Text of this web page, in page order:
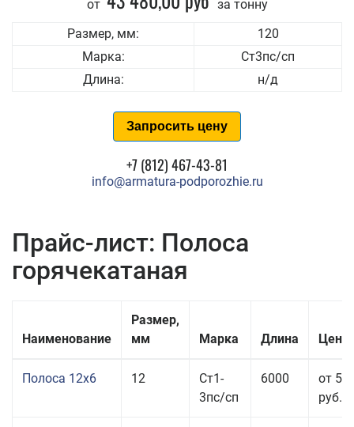
от
за тонну
Размер, мм:
120
Марка:
Ст3пс/сп
Длина:
н/д
Запросить цену
+7 (812) 467-43-81
info@armatura-podporozhie.ru
Прайс-лист: Полоса
горячекатаная
Наименование
Размер,
мм
Марка Длина Цена
Полоса 12x6 12
Ст1-
3пс/сп
6000
от 53
руб.